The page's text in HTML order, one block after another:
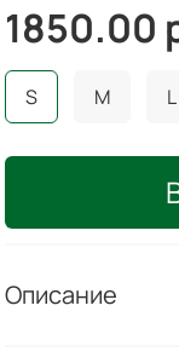
1850.00
S M L
Описание